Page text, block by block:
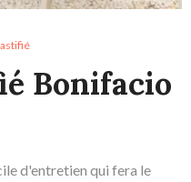
Bonifacio
d'entretien qui fera le